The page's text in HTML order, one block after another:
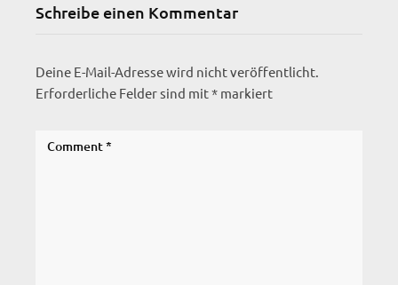
Schreibe einen Kommentar
Deine E-Mail-Adresse wird nicht veröffentlicht.
Erforderliche Felder sind mit* markiert